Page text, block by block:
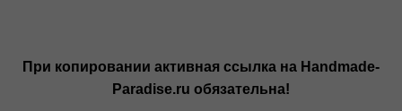
При копировании активная ссылка на Handmade-
Paradise.ru обязательна!